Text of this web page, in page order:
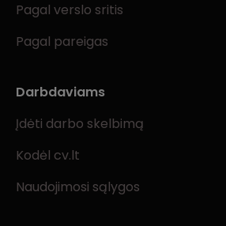
Pagal verslo sritis
Pagal pareigas
Darbdaviams
Įdėti darbo skelbimą
Kodėl cv.lt
Naudojimosi sąlygos